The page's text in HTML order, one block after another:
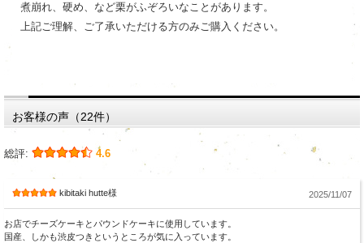
煮崩れ、硬め、など栗がふぞろいなことがあります。
上記ご理解、ご了承いただける方のみご購入ください。
お客様の声（22件）
総評: 4.6
kibitaki hutte様 2025/11/07
お店でチーズケーキとパウンドケーキに使用しています。
国産、しかも渋皮つきというところが気に入っています。